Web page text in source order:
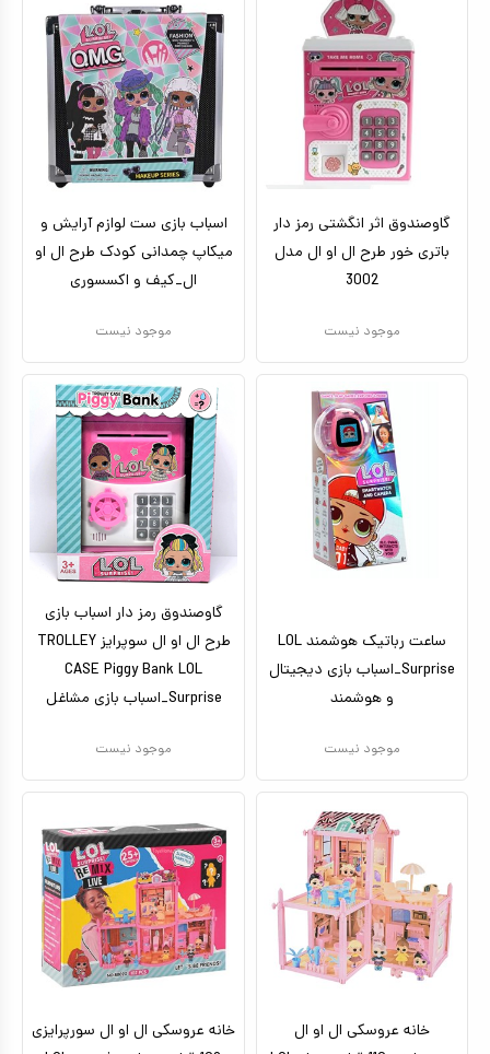
براساس کاراکتر
براساس برندها
ماشین شارژی_موتور شارژی
ماشین کنترلی
ماشین اسباب بازی
اکشن فیگور
عروسک دخترانه
عروسک رباتیک
ربات اسباب بازی
بازی فکری
اسباب بازی ورزشی
موسیقی
کیف و کوله پشتی
اسباب بازی علمی
اسباب بازی مشاغل
اسباب بازی لوازم خانگی
اتاق کودک
بالای ده سال
بزرگسال
بتمن
سگ های نگهبان
هری پاتر
گاوصندوق اثر انگشتی رمز دار
باتری خور طرح ال او ال مدل
3002
موجود نیست
اسباب بازی ست لوازم آرایش و
میکاپ چمدانی کودک طرح ال او
ال_کیف و اکسسوری
موجود نیست
ساعت رباتیک هوشمند LOL
Surprise_اسباب بازی دیجیتال
و هوشمند
موجود نیست
گاوصندوق رمز دار اسباب بازی
طرح ال او ال سوپرایز TROLLEY
CASE Piggy Bank LOL
Surprise_اسباب بازی مشاغل
موجود نیست
خانه عروسکی ال او ال
خانه عروسکی ال او ال سورپرایزی